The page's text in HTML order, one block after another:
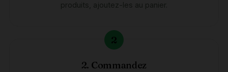
produits, ajoutez-les au panier.
2. Commandez